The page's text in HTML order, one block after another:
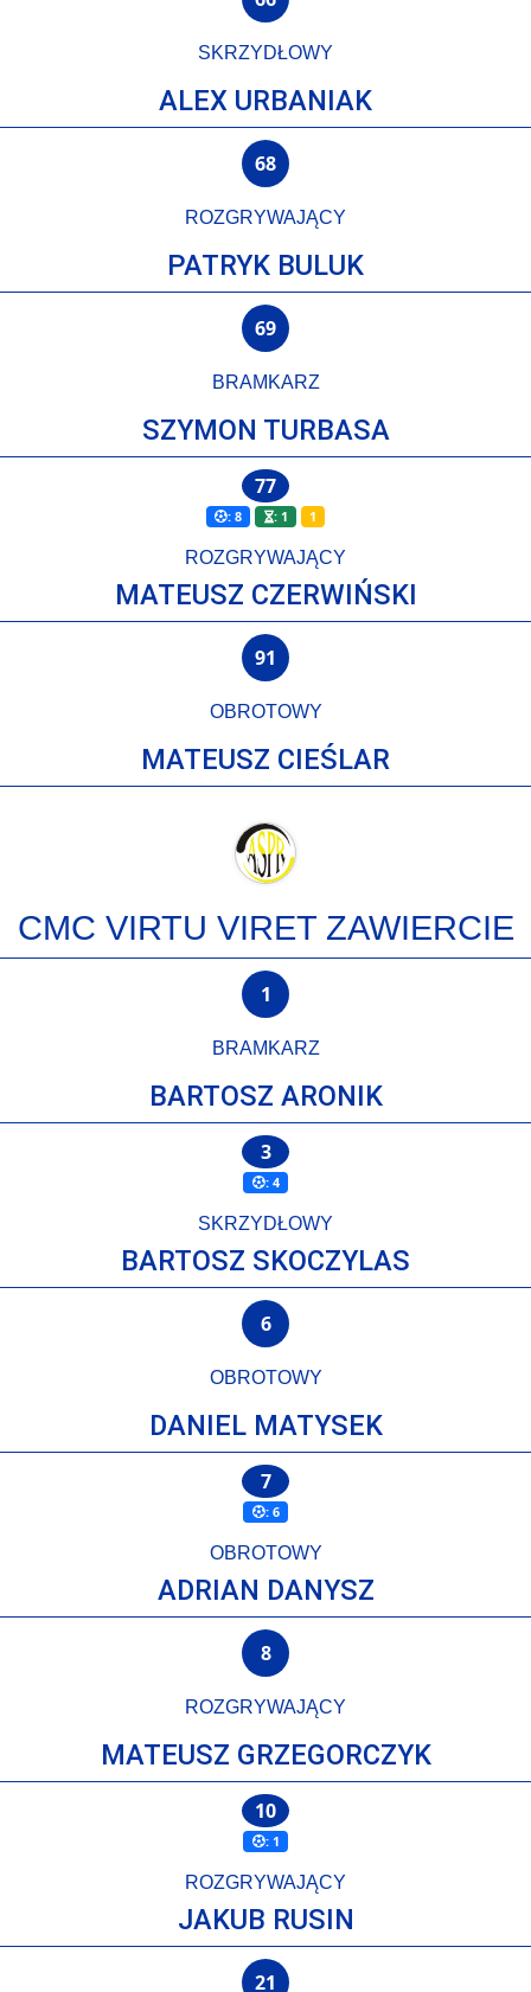
ALEX URBANIAK
SKRZYDŁOWY
PATRYK BULUK
ROZGRYWAJĄCY
68
SZYMON TURBASA
BRAMKARZ
69
MATEUSZ CZERWIŃSKI
ROZGRYWAJĄCY
: 8 : 1 1
77
MATEUSZ CIEŚLAR
OBROTOWY
91
CMC VIRTU VIRET ZAWIERCIE
1
BRAMKARZ
BARTOSZ ARONIK
3
: 4
SKRZYDŁOWY
BARTOSZ SKOCZYLAS
6
OBROTOWY
DANIEL MATYSEK
7
: 6
OBROTOWY
ADRIAN DANYSZ
8
ROZGRYWAJĄCY
MATEUSZ GRZEGORCZYK
10
: 1
ROZGRYWAJĄCY
JAKUB RUSIN
21